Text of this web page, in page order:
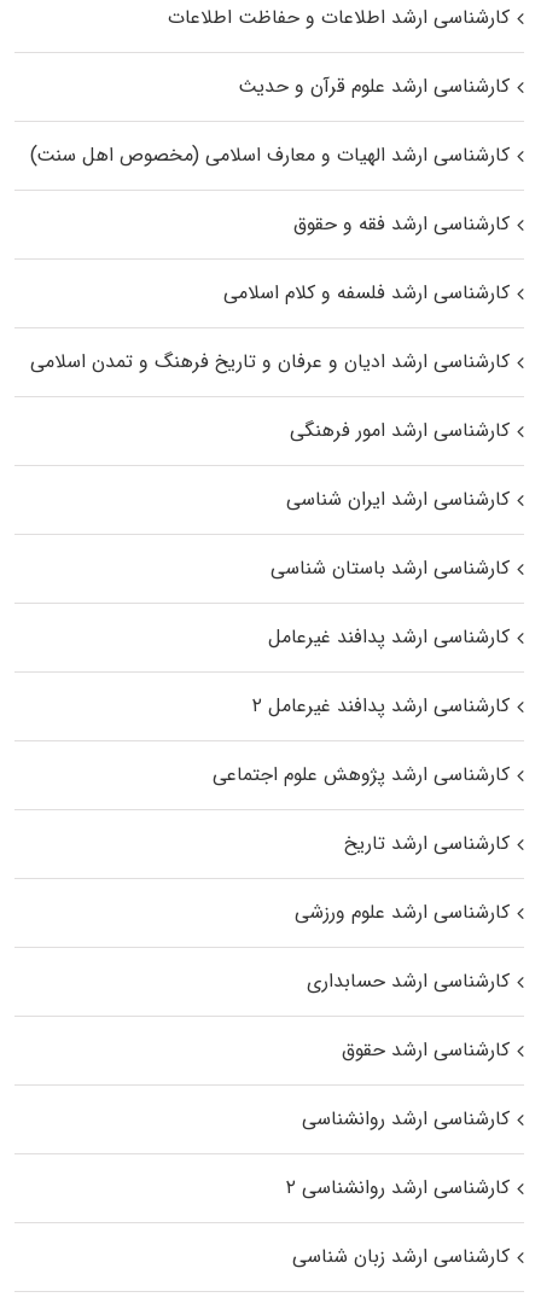
کارشناسی ارشد اطلاعات و حفاظت اطلاعات
کارشناسی ارشد علوم قرآن و حدیث
کارشناسی ارشد الهیات و معارف اسلامی (مخصوص اهل سنت)
کارشناسی ارشد فقه و حقوق
کارشناسی ارشد فلسفه و کلام اسلامی
کارشناسی ارشد ادیان و عرفان و تاریخ فرهنگ و تمدن اسلامی
کارشناسی ارشد امور فرهنگی
کارشناسی ارشد ایران شناسی
کارشناسی ارشد باستان شناسی
کارشناسی ارشد پدافند غیرعامل
کارشناسی ارشد پدافند غیرعامل ۲
کارشناسی ارشد پژوهش علوم اجتماعی
کارشناسی ارشد تاریخ
کارشناسی ارشد علوم ورزشی
کارشناسی ارشد حسابداری
کارشناسی ارشد حقوق
کارشناسی ارشد روانشناسی
کارشناسی ارشد روانشناسی ۲
کارشناسی ارشد زبان شناسی